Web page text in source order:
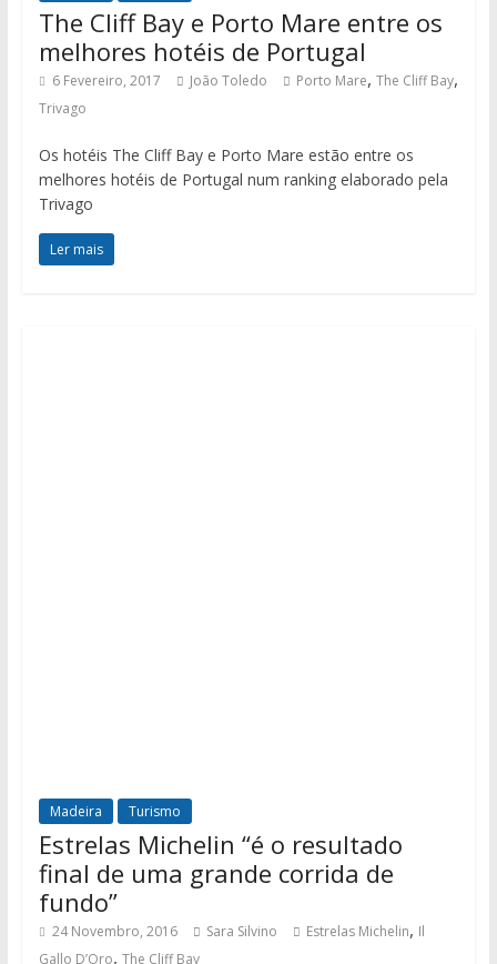
The Cliff Bay e Porto Mare entre os
melhores hotéis de Portugal
6 Fevereiro, 2017 João Toledo Porto Mare, The Cliff Bay,
Trivago
Os hotéis The Cliff Bay e Porto Mare estão entre os
melhores hotéis de Portugal num ranking elaborado pela
Trivago
Ler mais
Madeira Turismo
Estrelas Michelin “é o resultado
final de uma grande corrida de
fundo”
24 Novembro, 2016 Sara Silvino Estrelas Michelin, Il
Gallo D’Oro, The Cliff Bay